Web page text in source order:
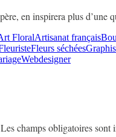
en inspirera plus d’une
FloralArtisanat français
Fleurs séchées
Webdesigner
Les champs obligatoires sont